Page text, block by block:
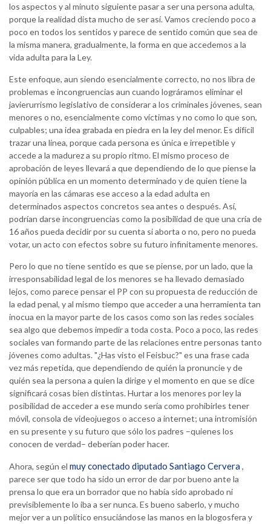
los aspectos y al minuto siguiente pasar a ser una persona adulta,
porque la realidad dista mucho de ser así. Vamos creciendo poco a
poco en todos los sentidos y parece de sentido común que sea de
la misma manera, gradualmente, la forma en que accedemos a la
vida adulta para la Ley.
Este enfoque, aun siendo esencialmente correcto, no nos libra de
problemas e incongruencias aun cuando lográramos eliminar el
javierurrismo legislativo de considerar a los criminales jóvenes, sean
menores o no, esencialmente como víctimas y no como lo que son,
culpables; una idea grabada en piedra en la ley del menor. Es difícil
trazar una línea, porque cada persona es única e irrepetible y
accede a la madurez a su propio ritmo. El mismo proceso de
aprobación de leyes llevará a que dependiendo de lo que piense la
opinión pública en un momento determinado y de quien tiene la
mayoría en las cámaras ese acceso a la edad adulta en
determinados aspectos concretos sea antes o después. Así,
podrían darse incongruencias como la posibilidad de que una cría de
16 años pueda decidir por su cuenta si aborta o no, pero no pueda
votar, un acto con efectos sobre su futuro infinitamente menores.
Pero lo que no tiene sentido es que se piense, por un lado, que la
irresponsabilidad legal de los menores se ha llevado demasiado
lejos, como parece pensar el PP con su propuesta de reducción de
la edad penal, y al mismo tiempo que acceder a una herramienta tan
inocua en la mayor parte de los casos como son las redes sociales
sea algo que debemos impedir a toda costa. Poco a poco, las redes
sociales van formando parte de las relaciones entre personas tanto
jóvenes como adultas. "¿Has visto el Feisbuc?" es una frase cada
vez más repetida, que dependiendo de quién la pronuncie y de
quién sea la persona a quien la dirige y el momento en que se dice
significará cosas bien distintas. Hurtar a los menores por ley la
posibilidad de acceder a ese mundo sería como prohibirles tener
móvil, consola de videojuegos o acceso a internet; una intromisión
en su presente y su futuro que sólo los padres –quienes los
conocen de verdad– deberían poder hacer.
Ahora, según el muy conectado diputado Santiago Cervera ,
parece ser que todo ha sido un error de dar por bueno ante la
prensa lo que era un borrador que no había sido aprobado ni
previsiblemente lo iba a ser nunca. Es bueno saberlo, y mucho
mejor ver a un político ensuciándose las manos en la blogosfera y